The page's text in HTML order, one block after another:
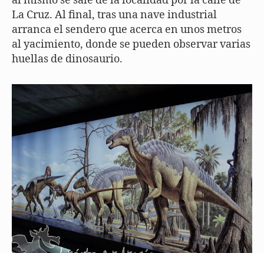
La Cruz. Al final, tras una nave industrial
arranca el sendero que acerca en unos metros
al yacimiento, donde se pueden observar varias
huellas de dinosaurio.